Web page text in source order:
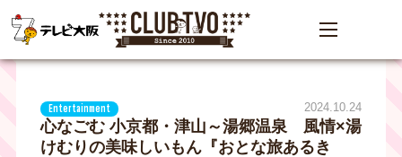
Entertainment 2024.10.24
心なごむ 小京都・津山～湯郷温泉 風情×湯
けむりの美味しいもん『おとな旅あるき